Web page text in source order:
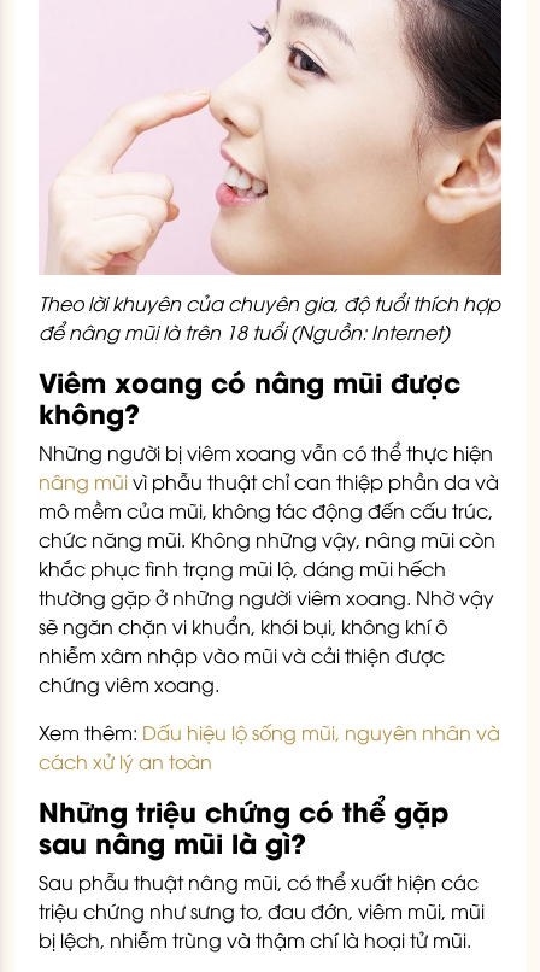
Theo lời khuyên của chuyên gia, độ tuổi thích hợp
để nâng mũi là trên 18 tuổi (Nguồn: Internet)
Viêm xoang có nâng mũi được
không?
Những người bị viêm xoang vẫn có thể thực hiện
nâng mũivì phẫu thuật chỉ can thiệp phần da và
mô mềm của mũi, không tác động đến cấu trúc,
chức năng mũi. Không những vậy, nâng mũi còn
khắc phục tình trạng mũi lộ, dáng mũi hếch
thường gặp ở những người viêm xoang. Nhờ vậy
sẽ ngăn chặn vi khuẩn, khói bụi, không khí ô
nhiễm xâm nhập vào mũi và cải thiện được
chứng viêm xoang.
Xem thêm: Dấu hiệu lộ sống mũi, nguyên nhân và
cách xử lý an toàn
Những triệu chứng có thể gặp
sau nâng mũi là gì?
Sau phẫu thuật nâng mũi, có thể xuất hiện các
triệu chứng như sưng to, đau đớn, viêm mũi, mũi
bị lệch, nhiễm trùng và thậm chí là hoại tử mũi.